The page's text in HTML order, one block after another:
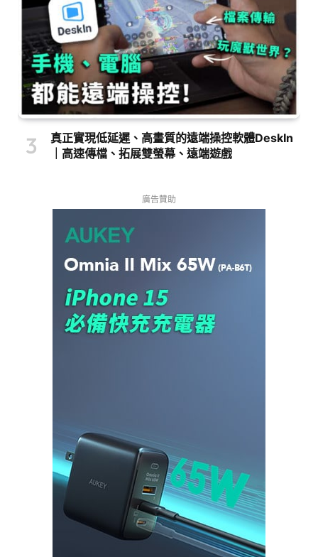
真正實現低延遲、高畫質的遠端操控軟體DeskIn
｜高速傳檔、拓展雙螢幕、遠端遊戲
廣告贊助